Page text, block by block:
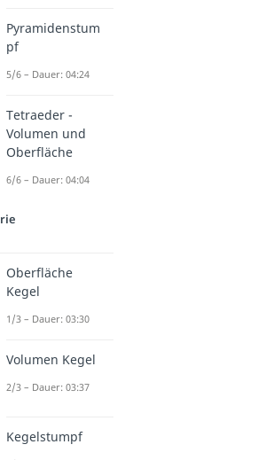
Pyramidenstum
pf
5/6 – Dauer: 04:24
Tetraeder -
Volumen und
Oberfläche
6/6 – Dauer: 04:04
Oberfläche
Kegel
1/3 – Dauer: 03:30
Volumen Kegel
2/3 – Dauer: 03:37
Kegelstumpf